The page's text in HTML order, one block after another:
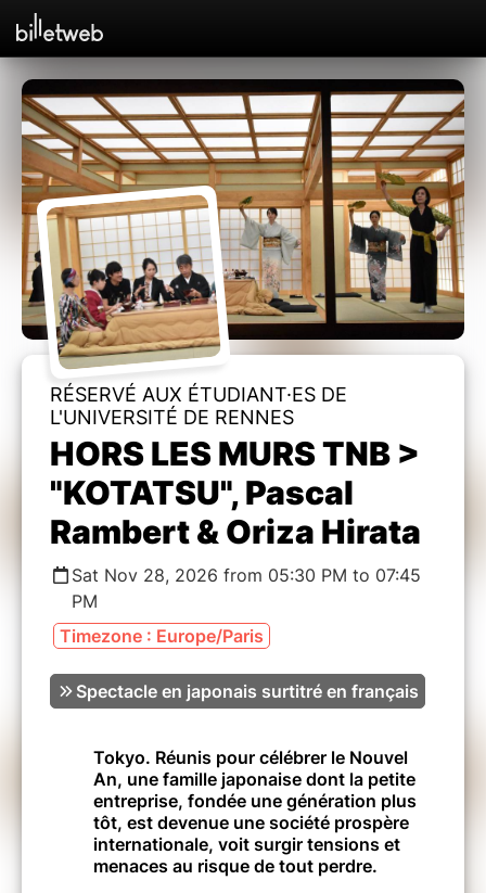
RÉSERVÉ AUX ÉTUDIANT·ES DE
L'UNIVERSITÉ DE RENNES
HORS LES MURS TNB >
"KOTATSU", Pascal
Rambert & Oriza Hirata
Sat Nov 28, 2026 from 05:30 PM to 07:45
PM
Timezone : Europe/Paris
Spectacle en japonais surtitré en français
Tokyo. Réunis pour célébrer le Nouvel
An, une famille japonaise dont la petite
entreprise, fondée une génération plus
tôt, est devenue une société prospère
internationale, voit surgir tensions et
menaces au risque de tout perdre.